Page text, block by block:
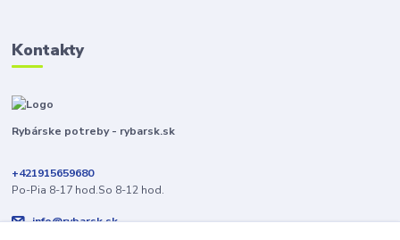
Kontakty
Rybárske potreby - rybarsk.sk
+421915659680
Po-Pia 8-17 hod.So 8-12 hod.
info@rybarsk.sk